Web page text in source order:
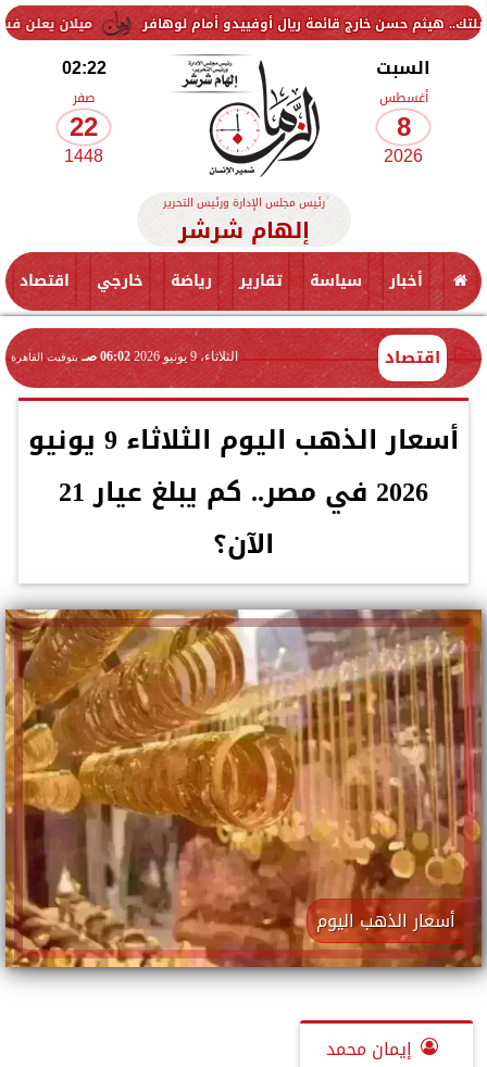
ميلان يعلن فسخ عقد إسماعيل قائمة ريال أوفييدو أمام لوهافر
السبت
أغسطس
8
2026
02:22
صفر
22
1448
رئيس مجلس الإدارة ورئيس التحرير
إلهام شرشر
أخبار سياسة تقارير رياضة خارجي اقتصاد
اقتصاد الثلاثاء، 9 يونيو 2026 06:02 صـ بتوقيت القاهرة
أسعار الذهب اليوم الثلاثاء 9 يونيو
2026 في مصر.. كم يبلغ عيار 21
الآن؟
أسعار الذهب اليوم
إيمان محمد